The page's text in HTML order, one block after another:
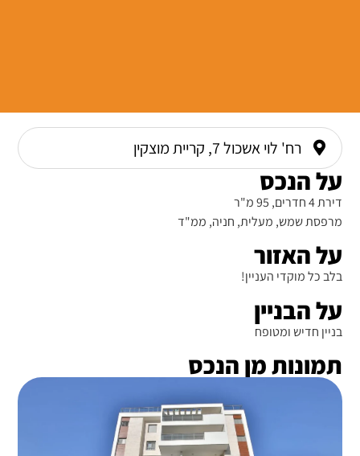
רח' לוי אשכול 7, קריית מוצקין
על הנכס
דירת 4 חדרים, 95 מ"ר
מרפסת שמש, מעלית, חניה, ממ"ד
על האזור
בלב כל מוקדי העניין!
על הבניין
בניין חדיש ומטופח
תמונות מן הנכס